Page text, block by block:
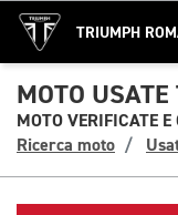
TRIUMPH
MOTO
MOTO VERIFICATE
Ricerca moto